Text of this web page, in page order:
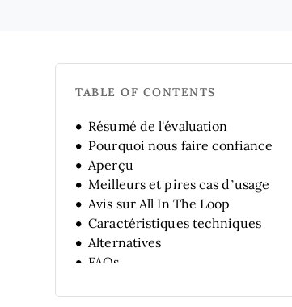
TABLE OF CONTENTS
Résumé de l'évaluation
Pourquoi nous faire confiance
Aperçu
Meilleurs et pires cas d’usage
Avis sur All In The Loop
Caractéristiques techniques
Alternatives
FAQs